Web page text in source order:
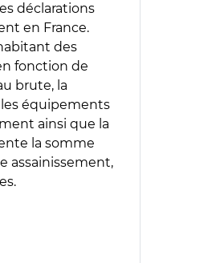
déclarations
en France.
des
fonction de
brute, la
équipements
ainsi que la
la somme
assainissement,